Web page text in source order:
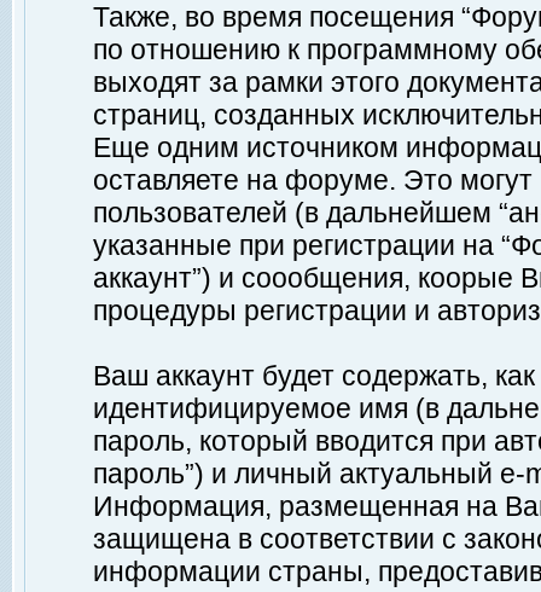
Также, во время посещения
по отношению к программному
выходят за рамки этого
страниц, созданных
Еще одним источником
оставляете на форуме. Это
пользователей (в дальнейшем
указанные при регистрации на
аккаунт”) и соообщения, коорые
процедуры регистрации и
Ваш аккаунт будет содержать,
идентифицируемое имя (в
пароль, который вводится при
пароль”) и личный актуальный
Информация, размещенная на
защищена в соответствии с
информации страны,